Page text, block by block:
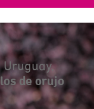
de orujo